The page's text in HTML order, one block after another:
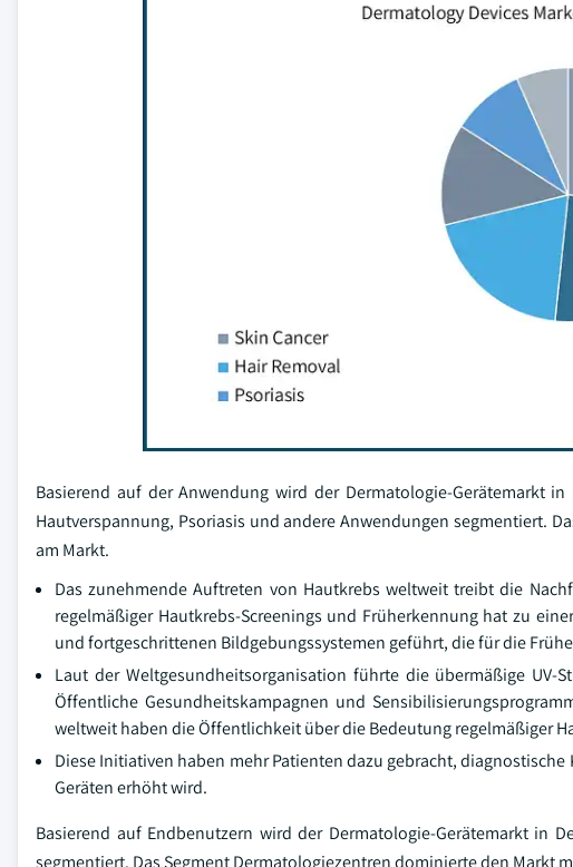
Basierend auf der Anwendung wird der Dermatologie-Gerätemarkt
Hautverspannung, Psoriasis und andere Anwendungen segmentiert.
am Markt.
Das zunehmende Auftreten von Hautkrebs weltweit treibt die
regelmäßiger Hautkrebs-Screenings und Früherkennung hat zu
und fortgeschrittenen Bildgebungssystemen geführt, die für die
Laut der Weltgesundheitsorganisation führte die übermäßige
Öffentliche Gesundheitskampagnen und
weltweit haben die Öffentlichkeit über die Bedeutung regelmäßiger
Diese Initiativen haben mehr Patienten dazu gebracht,
Geräten erhöht wird.
Basierend auf Endbenutzern wird der Dermatologie-Gerätemarkt in
segmentiert. Das Segment Dermatologiezentren dominierte den Markt